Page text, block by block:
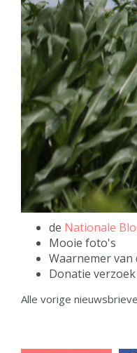
de Nationale
Mooie foto's
Waarnemer van
Donatie verzoek
Alle vorige